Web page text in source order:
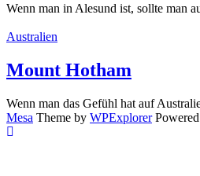
Wenn man in Alesund ist, sollte man
Australien
Mount Hotham
Wenn man das Gefühl hat auf
Mesa Theme by WPExplorer